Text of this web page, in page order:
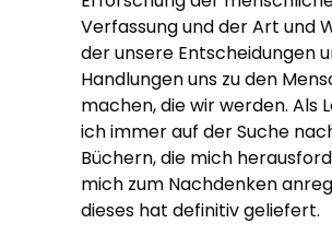
Verfassung und der Art und
der unsere Entscheidungen
Handlungen uns zu den
machen, die wir werden. Als
ich immer auf der Suche
Büchern, die mich
mich zum Nachdenken
dieses hat definitiv geliefert.